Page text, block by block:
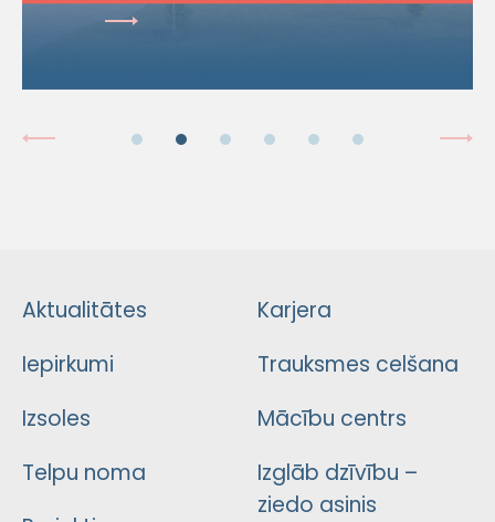
Aktualitātes
Iepirkumi
Izsoles
Telpu noma
Karjera
Trauksmes celšana
Mācību centrs
Izglāb dzīvību –
ziedo asinis